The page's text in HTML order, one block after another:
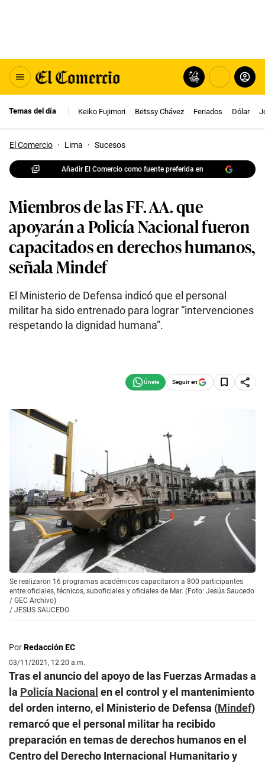
Temas del día Keiko Fujimori Betssy Chávez Feriados Dólar
El Comercio · Lima · Sucesos
Añadir El Comercio como fuente preferida en
Miembros de las FF. AA. que
apoyarán a Policía Nacional fueron
capacitados en derechos humanos,
señala Mindef
El Ministerio de Defensa indicó que el personal
militar ha sido entrenado para lograr “intervenciones
respetando la dignidad humana”.
Seguir en
Se realizaron 16 programas académicos capacitaron a 800 participantes
entre oficiales, técnicos, suboficiales y oficiales de Mar. (Foto: Jesús Saucedo
/ GEC Archivo)
/ JESUS SAUCEDO
PorRedacción EC
03/11/2021, 12:20 a.m.
Tras el anuncio del apoyo de las Fuerzas Armadas a
la Policía Nacional en el control y el mantenimiento
del orden interno, el Ministerio de Defensa (Mindef)
remarcó que el personal militar ha recibido
preparación en temas de derechos humanos en el
Centro del Derecho Internacional Humanitario y